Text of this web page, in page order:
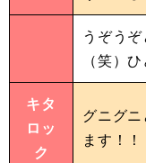
うぞう
（笑）
キタ
ロッ
ク
グニグ
ます！！